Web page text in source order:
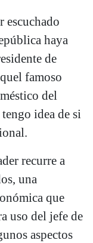
escuchado
haya
de
famoso
del
idea de si
recurre a
una
que
uso del jefe de
aspectos